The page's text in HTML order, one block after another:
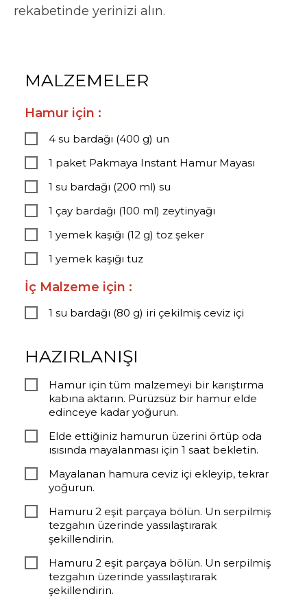
rekabetinde yerinizi alın.
MALZEMELER
Hamur için :
4 su bardağı (400 g) un
1 paket Pakmaya Instant Hamur Mayası
1 su bardağı (200 ml) su
1 çay bardağı (100 ml) zeytinyağı
1 yemek kaşığı (12 g) toz şeker
1 yemek kaşığı tuz
İç Malzeme için :
1 su bardağı (80 g) iri çekilmiş ceviz içi
HAZIRLANIŞI
Hamur için tüm malzemeyi bir karıştırma
kabına aktarın. Pürüzsüz bir hamur elde
edinceye kadar yoğurun.
Elde ettiğiniz hamurun üzerini örtüp oda
ısısında mayalanması için 1 saat bekletin.
Mayalanan hamura ceviz içi ekleyip, tekrar
yoğurun.
Hamuru 2 eşit parçaya bölün. Un serpilmiş
tezgahın üzerinde yassılaştırarak
şekillendirin.
Hamuru 2 eşit parçaya bölün. Un serpilmiş
tezgahın üzerinde yassılaştırarak
şekillendirin.